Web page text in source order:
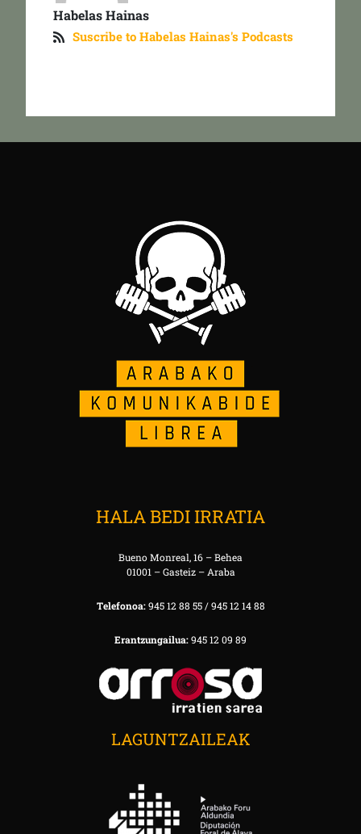
Habelas Hainas
Suscribe to Habelas Hainas's Podcasts
HALA BEDI IRRATIA
Bueno Monreal, 16 – Behea
01001 – Gasteiz – Araba
Telefonoa:945 12 88 55 / 945 12 14 88
Erantzungailua:945 12 09 89
LAGUNTZAILEAK